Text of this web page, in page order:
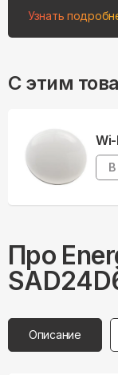
Узнать
С этим
В
Про
Описание